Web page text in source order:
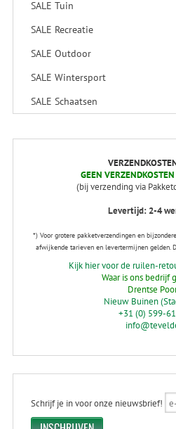
SALE Tuin
SALE Recreatie
SALE Outdoor
SALE Wintersport
SALE Schaatsen
GEEN
(bij verzending via
Levertijd: 2-4
*) Voor grotere pakketverzendingen en
afwijkende tarieven en levertermijnen gelden.
Kijk hier voor de ruilen-
Waar is ons bedrijf
Drentse
Nieuw Buinen
+31 (0) 599-
Schrijf je in voor onze nieuwsbrief!